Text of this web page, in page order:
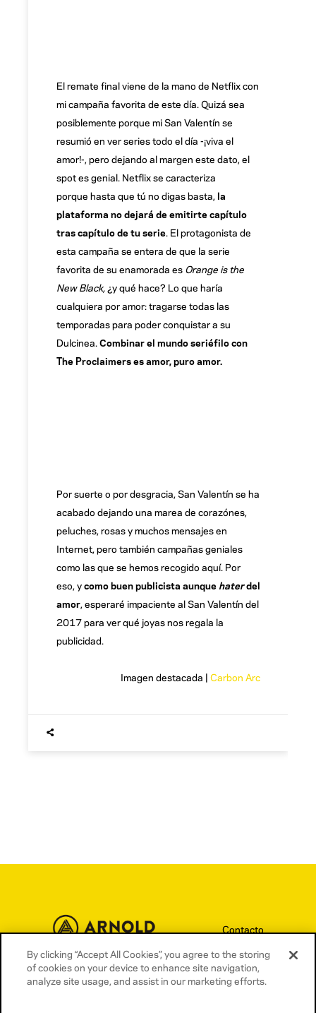
El remate final viene de la mano de Netflix con
mi campaña favorita de este día. Quizá sea
posiblemente porque mi San Valentín se
resumió en ver series todo el día -¡viva el
amor!-, pero dejando al margen este dato, el
spot es genial. Netflix se caracteriza
porque hasta que tú no digas basta, la
plataforma no dejará de emitirte capítulo
tras capítulo de tu serie. El protagonista de
esta campaña se entera de que la serie
favorita de su enamorada es Orange is the
New Black, ¿y qué hace? Lo que haría
cualquiera por amor: tragarse todas las
temporadas para poder conquistar a su
Dulcinea.Combinar el mundo seriéfilo con
The Proclaimers es amor, puro amor.
Por suerte o por desgracia, San Valentín se ha
acabado dejando una marea de corazónes,
peluches, rosas y muchos mensajes en
Internet, pero también campañas geniales
como las que se hemos recogido aquí. Por
eso, ycomo buen publicista aunque haterdel
amor, esperaré impaciente al San Valentín del
2017 para ver qué joyas nos regala la
publicidad.
Imagen destacada | Carbon Arc
Contacto
Términos y condiciones
Política de privacidad
By clicking “Accept All Cookies”, you agree to the storing
of cookies on your device to enhance site navigation,
analyze site usage, and assist in our marketing efforts.